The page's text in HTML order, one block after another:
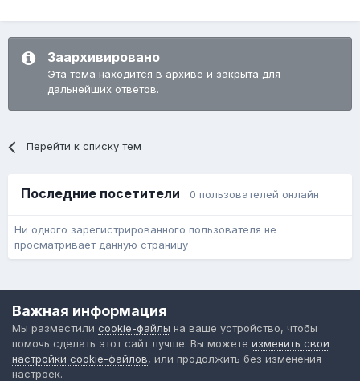
Заархивировано
Эта тема находится в архиве и закрыта для
дальнейших ответов.
Перейти к списку тем
Последние посетители 0 пользователей онлайн
Ни одного зарегистрированного пользователя не
просматривает данную страницу
Форум общественного транспорта
Powered by Invision Community
Важная информация
Мы разместили cookie-файлы на ваше устройство, чтобы
помочь сделать этот сайт лучше. Вы можете изменить свои
настройки cookie-файлов, или продолжить без изменения
настроек.